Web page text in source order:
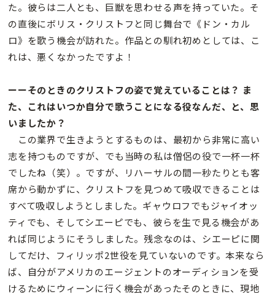
た。彼らは二人とも、巨獣を思わせる声を持っていた。そ
の直後にボリス・クリストフと同じ舞台で《ドン・カル
ロ》を歌う機会が訪れた。作品との馴れ初めとしては、こ
れは、悪くなかったですよ！
ーーそのときのクリストフの姿で覚えていることは？ ま
た、これはいつか自分で歌うことになる役なんだ、と、思
いましたか？
この業界で生きようとするものは、最初から非常に高い
志を持つものですが、でも当時の私は僧侶の役で一杯一杯
でしたね（笑）。ですが、リハーサルの間一秒たりとも客
席から動かずに、クリストフを見つめて吸収できることは
すべて吸収しようとしました。ギャウロフでもジャイオッ
ティでも、そしてシエーピでも、彼らを生で見る機会があ
れば同じようにそうしました。残念なのは、シエーピに関
してだけ、フィリッポ2世役を見ていないのです。本来なら
ば、自分がアメリカのエージェントのオーディションを受
けるためにウィーンに行く機会があったそのときに、現地